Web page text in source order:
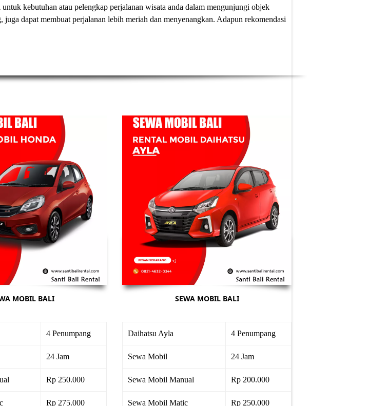
untuk kebutuhan atau pelengkap perjalanan wisata anda dalam mengunjungi objek
dapat membuat perjalanan lebih meriah dan menyenangkan. Adapun rekomendasi
MOBIL BALI
4 Penumpang
24 Jam
Rp 250.000
Rp 275.000
SEWA MOBIL BALI
Daihatsu Ayla 4 Penumpang
Sewa Mobil 24 Jam
Sewa Mobil Manual Rp 200.000
Sewa Mobil Matic Rp 250.000